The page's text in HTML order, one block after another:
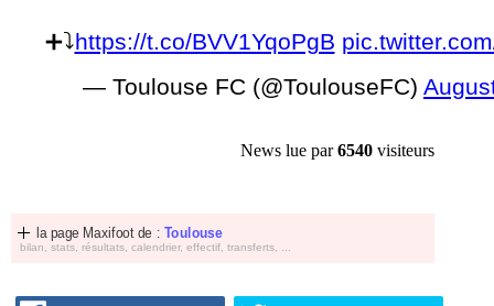
➕⤵️https://t.co/BVV1YqoPgB
— Toulouse FC (@ToulouseFC)
News lue par6540 visiteurs
la page Maxifoot de : Toulouse
bilan, stats, résultats, calendrier, effectif, transferts, ...